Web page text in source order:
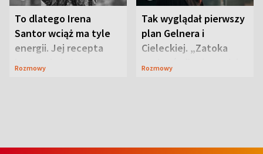
To dlatego Irena
Santor wciąż ma tyle
energii. Jej recepta
jest zaskakująco
Rozmowy
Tak wyglądał pierwszy
plan Gelnera i
Cieleckiej. „Zatoka
szpiegów” od razu ich
Rozmowy